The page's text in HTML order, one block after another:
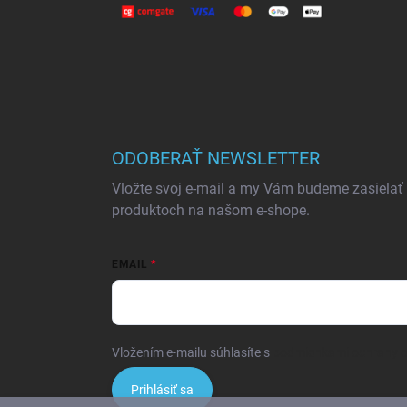
ODOBERAŤ NEWSLETTER
Vložte svoj e-mail a my Vám budeme
produktoch na našom e-shope.
EMAIL
Vložením e-mailu súhlasíte s
Prihlásiť sa